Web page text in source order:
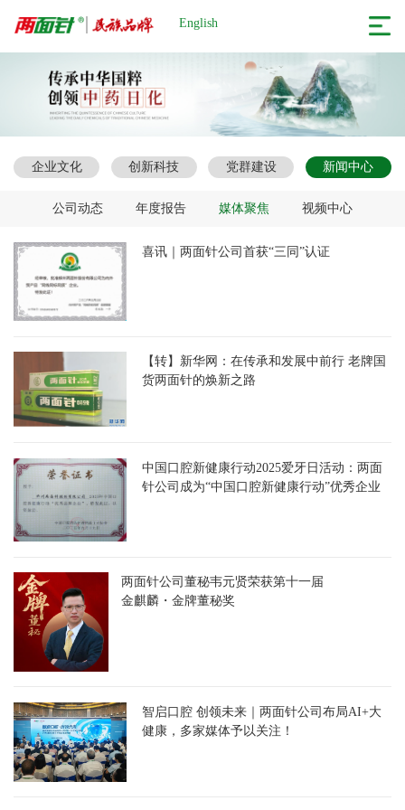
English
企业文化 创新科技 党群建设 新闻中心
公司动态 年度报告 媒体聚焦 视频中心
喜讯｜两面针公司首获“三同”认证
【转】新华网：在传承和发展中前行 老牌国
货两面针的焕新之路
中国口腔新健康行动2025爱牙日活动：两面
针公司成为“中国口腔新健康行动”优秀企业
两面针公司董秘韦元贤荣获第十一届
金麒麟・金牌董秘奖
智启口腔 创领未来｜两面针公司布局AI+大
健康，多家媒体予以关注！